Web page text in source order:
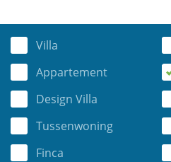
Villa
Appartement
Design Villa
Tussenwoning
Finca